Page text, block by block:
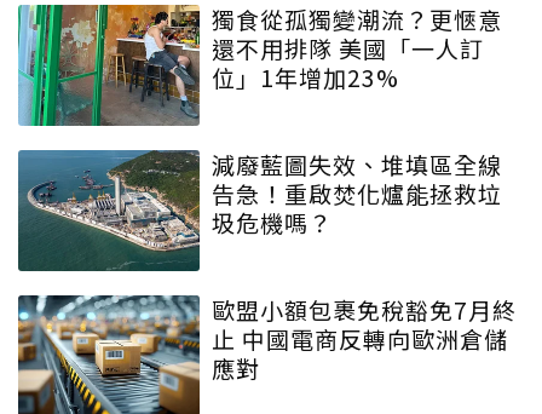
獨食從孤獨變潮流？更愜意
還不用排隊 美國「一人訂
位」1年增加23%
減廢藍圖失效、堆填區全線
告急！重啟焚化爐能拯救垃
圾危機嗎？
歐盟小額包裹免稅豁免7月終
止 中國電商反轉向歐洲倉儲
應對